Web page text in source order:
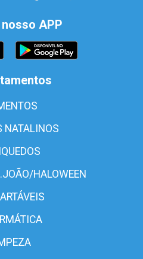
APP
NATALINOS
HALOWEEN